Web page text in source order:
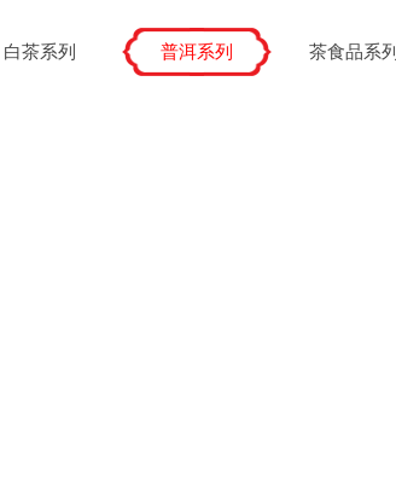
白茶系列 普洱系列 茶食品系列